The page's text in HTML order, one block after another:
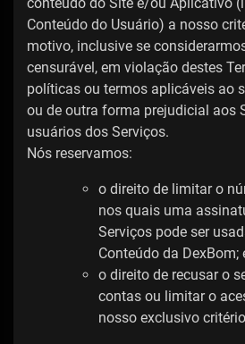
Conteúdo do Usuário) a nosso
motivo, inclusive se
censurável, em violação destes
políticas ou termos aplicáveis ​​ao
ou de outra forma prejudicial aos
usuários dos Serviços.
Nós reservamos:
o direito de limitar o
nos quais uma
Serviços pode ser
Conteúdo da DexBom;
o direito de recusar o
contas ou limitar o
nosso exclusivo critério